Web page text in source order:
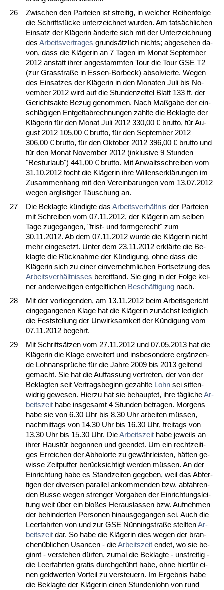
26
Zwi­schen den Par­tei­en ist strei­tig, in wel­cher Rei­hen­fol­ge
die Schriftstücke un­ter­zeich­net wur­den. Am tatsächli­chen
Ein­satz der Kläge­rin änder­te sich mit der Un­ter­zeich­nung
des Ar­beits­ver­tra­ges grundsätz­lich nichts; ab­ge­se­hen da­
von, dass die Kläge­rin an 7 Ta­gen im Mo­nat Sep­tem­ber
2012 an­statt ih­rer an­ge­stamm­ten Tour die Tour GSE T2
(zur Gras­s­traße in Es­sen-Bor­beck) ab­sol­vier­te. We­gen
des Ein­sat­zes der Kläge­rin in den Mo­na­ten Ju­li bis No­
vem­ber 2012 wird auf die St­un­den­zet­tel Blatt 133 ff. der
Ge­richts­ak­te Be­zug ge­nom­men. Nach Maßga­be der ein­
schlägi­gen Ent­gel­tab­rech­nun­gen zahl­te die Be­klag­te der
Kläge­rin für den Mo­nat Ju­li 2012 330,00 € brut­to, für Au­
gust 2012 105,00 € brut­to, für den Sep­tem­ber 2012
306,00 € brut­to, für den Ok­to­ber 2012 396,00 € brut­to und
für den Mo­nat No­vem­ber 2012 (in­klu­si­ve 9 St­un­den
"Rest­ur­laub") 441,00 € brut­to. Mit An­walts­schrei­ben vom
31.10.2012 focht die Kläge­rin ih­re Wil­lens­erklärun­gen im
Zu­sam­men­hang mit den Ver­ein­ba­run­gen vom 13.07.2012
we­gen arg­lis­ti­ger Täuschung an.
27
Die Be­klag­te kündig­te das Ar­beits­verhält­nis der Par­tei­en
mit Schrei­ben vom 07.11.2012, der Kläge­rin am sel­ben
Ta­ge zu­ge­gan­gen, "frist- und form­ge­recht" zum
30.11.2012. Ab dem 07.11.2012 wur­de die Kläge­rin nicht
mehr ein­ge­setzt. Un­ter dem 23.11.2012 erklärte die Be­
klag­te die Rück­nah­me der Kündi­gung, oh­ne dass die
Kläge­rin sich zu ei­ner ein­ver­nehm­li­chen Fort­set­zung des
Ar­beits­verhält­nis­ses be­reit­fand. Sie ging in der Fol­ge kei­
ner an­der­wei­ti­gen ent­gelt­li­chen Beschäfti­gung nach.
28
Mit der vor­lie­gen­den, am 13.11.2012 beim Ar­beits­ge­richt
ein­ge­gan­ge­nen Kla­ge hat die Kläge­rin zunächst le­dig­lich
die Fest­stel­lung der Un­wirk­sam­keit der Kündi­gung vom
07.11.2012 be­gehrt.
29
Mit Schriftsätzen vom 27.11.2012 und 07.05.2013 hat die
Kläge­rin die Kla­ge er­wei­tert und ins­be­son­de­re ergänzen­
de Lohn­ansprüche für die Jah­re 2009 bis 2013 gel­tend
ge­macht. Sie hat die Auf­fas­sung ver­tre­ten, der von der
Be­klag­ten seit Ver­trags­be­ginn ge­zahl­te Lohn sei sit­ten­
wid­rig ge­we­sen. Hier­zu hat sie be­haup­tet, ih­re tägli­cheAr­
beits­zeit ha­be ins­ge­samt 4 St­un­den be­tra­gen. Mor­gens
ha­be sie von 6.30 Uhr bis 8.30 Uhr ar­bei­ten müssen,
nach­mit­tags von 14.30 Uhr bis 16.30 Uhr, frei­tags von
13.30 Uhr bis 15.30 Uhr. DieAr­beits­zeit ha­be je­weils an
ih­rer Haustür be­gon­nen und ge­en­det. Um ein recht­zei­ti­
ges Er­rei­chen der Ab­hol­or­te zu gewähr­leis­ten, hätten ge­
wis­se Zeit­puf­fer berück­sich­tigt wer­den müssen. An der
Ein­rich­tung ha­be es Stand­zei­ten ge­ge­ben, weil das Ab­fer­
ti­gen der di­ver­sen par­al­lel an­kom­men­den bzw. ab­fah­ren­
den Bus­se we­gen stren­ger Vor­ga­ben der Ein­rich­tungs­lei­
tung weit über ein bloßes Her­aus­las­sen bzw. Auf­neh­men
der be­hin­der­ten Per­so­nen hin­aus­ge­gan­gen sei. Auch die
Leer­fahr­ten von und zur GSE Nünnings­traße stell­tenAr­
beits­zeit dar. So ha­be die Kläge­rin dies we­gen der bran­
chenübli­chen Usan­cen - dieAr­beits­zeit en­det, wo sie be­
ginnt - ver­ste­hen dürfen, zu­mal die Be­klag­te - un­strei­tig -
die Leer­fahr­ten gra­tis durch­geführt ha­be, oh­ne hierfür ei­
nen geld­wer­ten Vor­teil zu ver­steu­ern. Im Er­geb­nis ha­be
die Be­klag­te der Kläge­rin ei­nen St­un­den­lohn von rund